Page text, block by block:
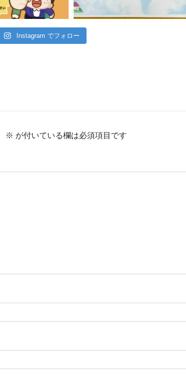
Instagram でフォロー
※ が付いている欄は必須項目です